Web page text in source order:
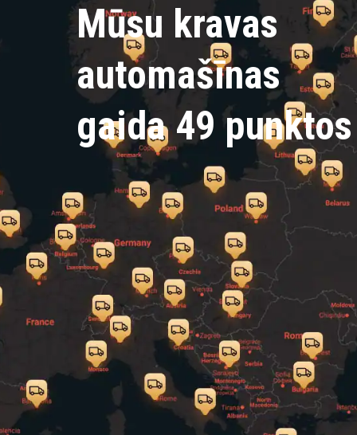
Mūsu kravas
automašīnas
gaida 49 punktos